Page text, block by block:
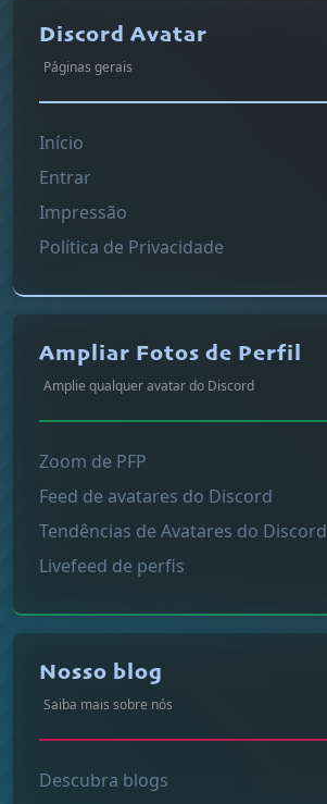
Discord Avatar
Páginas gerais
Início
Entrar
Impressão
Política de Privacidade
Ampliar Fotos de Perfil
Amplie qualquer avatar do Discord
Zoom de PFP
Feed de avatares do Discord
Tendências de Avatares do Discord
Livefeed de perfis
Nosso blog
Saiba mais sobre nós
Descubra blogs